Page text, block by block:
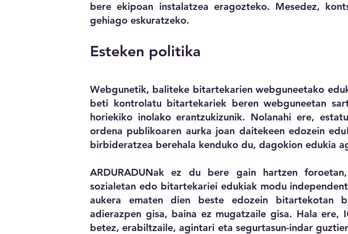
bere ekipoan instalatzea eragozteko. Mesedez,
gehiago eskuratzeko.
Esteken politika
Webgunetik, baliteke bitartekarien webguneetako
beti kontrolatu bitartekariek beren webguneetan
horiekiko inolako erantzukizunik. Nolanahi ere,
ordena publikoaren aurka joan daitekeen edozein
birbideratzea berehala kenduko du, dagokion edukia
ARDURADUNak ez du bere gain hartzen
sozialetan edo bitartekariei edukiak modu
aukera ematen dien beste edozein bitartekotan
adierazpen gisa, baina ez mugatzaile gisa. Hala
betez, erabiltzaile, agintari eta segurtasun-indar